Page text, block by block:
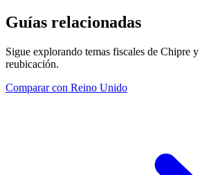
Guías relacionadas
Sigue explorando temas fiscales de Chipre
reubicación.
Comparar con Reino Unido